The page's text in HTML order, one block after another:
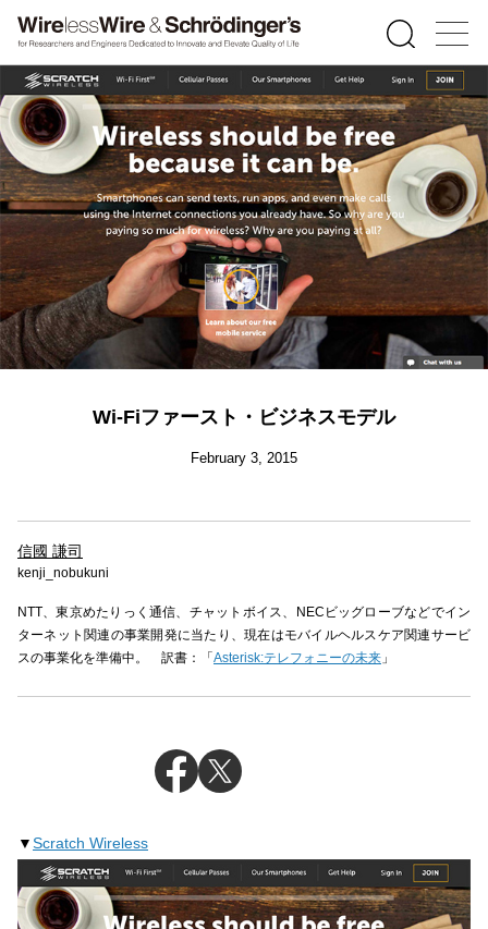
Wi-Fiファースト・ビジネスモデル
February 3, 2015
信國 謙司
kenji_nobukuni
NTT、東京めたりっく通信、チャットボイス、NECビッグローブなどでイン
ターネット関連の事業開発に当たり、現在はモバイルヘルスケア関連サービ
スの事業化を準備中。 訳書：「Asterisk:テレフォニーの未来 」
▼Scratch Wireless